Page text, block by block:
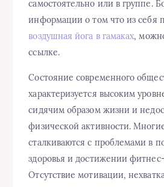
самостоятельно или в группе.
информации о том что из себя
воздушная йога в гамаках,
ссылке.
Состояние современного
характеризуется высоким
сидячим образом жизни и
физической активности.
сталкиваются с проблемами в
здоровья и достижении
Отсутствие мотивации,